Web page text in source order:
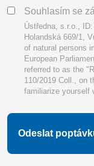
Consent
Souhlasím se
Ústředna, s.r.o.,
Holandská 669/1,
of natural persons
European
referred to as the
110/2019 Coll., on
familiarize yourself